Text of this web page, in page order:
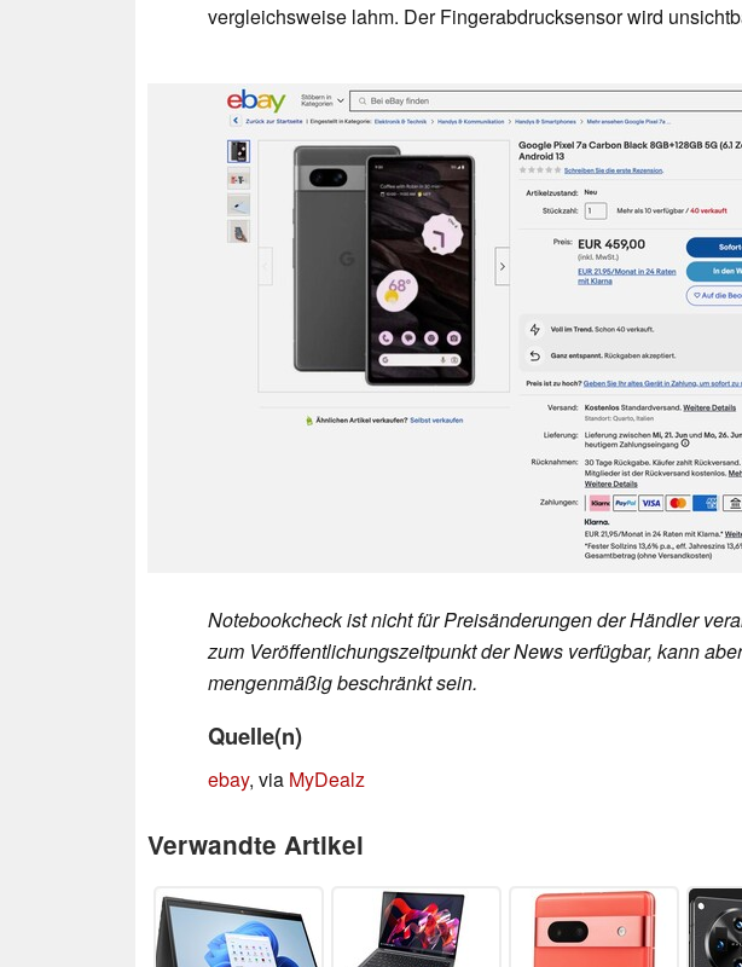
vergleichsweise lahm. Der Fingerabdrucksensor wird
Notebookcheck ist nicht für Preisänderungen der Händler
zum Veröffentlichungszeitpunkt der News verfügbar, kann
mengenmäßig beschränkt sein.
Quelle(n)
ebay, via MyDealz
Verwandte Artikel